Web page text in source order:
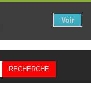
Voir